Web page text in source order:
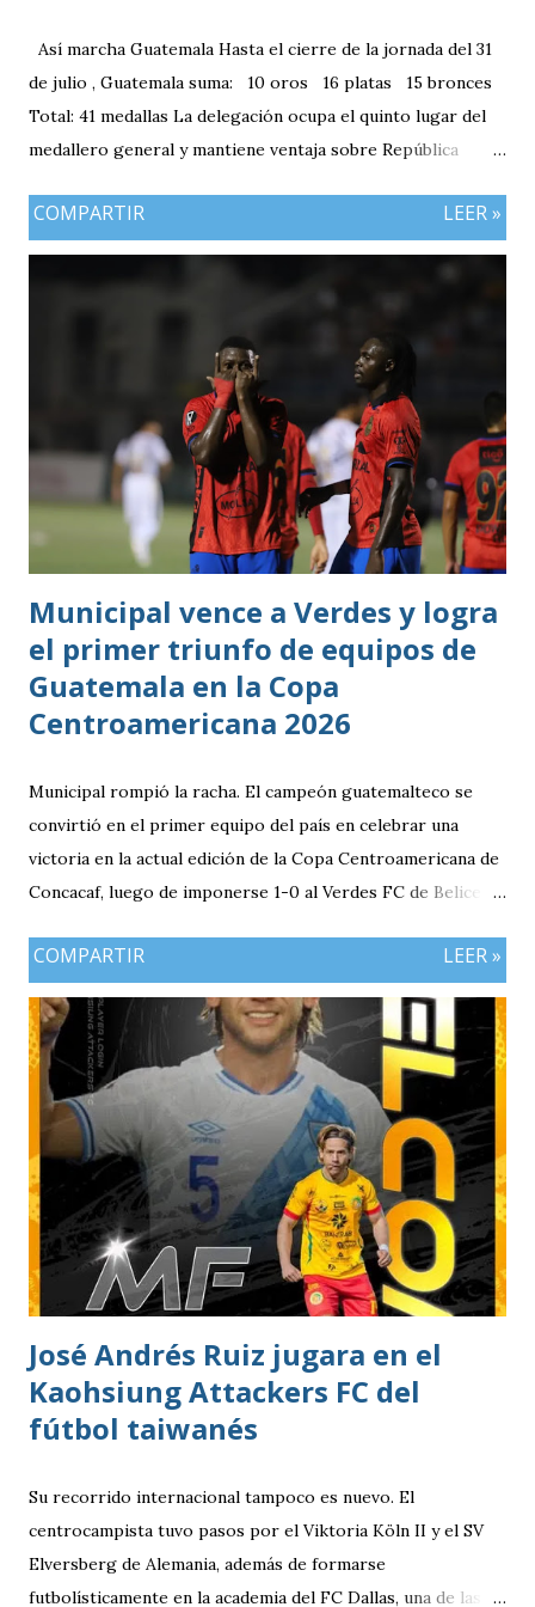
Así marcha Guatemala Hasta el cierre de la jornada del 31
de julio , Guatemala suma: 10 oros 16 platas 15 bronces
Total: 41 medallas La delegación ocupa el quinto lugar del
medallero general y mantiene ventaja sobre República
plata, aunque ambos países registran el mismo número de
oros (10).
COMPARTIR LEER »
Municipal vence a Verdes y logra
el primer triunfo de equipos de
Guatemala en la Copa
Centroamericana 2026
Municipal rompió la racha. El campeón guatemalteco se
convirtió en el primer equipo del país en celebrar una
victoria en la actual edición de la Copa Centroamericana de
Concacaf, luego de imponerse 1-0 al Verdes FC de Belice en
con la obligación de sumar luego del empate (1-1) en casa
frente al Cartaginés de Costa Rica. Además, el resultado
adquiría mayor relevancia después de un complicado
arranque para los clubes guatemaltecos en el torneo,
marcado por las derrotas de Deportivo Mixco y Xelajú MC,
así como la caída de Antigua GFC por 2-0 ante Real Estelí.
Desde el inicio, los dirigidos por Mario Acevedo asumieron
el protagonismo del encuentro. Municipal controló la
posesión del balón y encontró espacios para generar
peligro hasta que, al minuto 18, el ecuatoriano Alejandro
Cabeza definió con precisión para marcar el único gol del
Cristian Checa Hernández.
COMPARTIR LEER »
José Andrés Ruiz jugara en el
Kaohsiung Attackers FC del
fútbol taiwanés
Su recorrido internacional tampoco es nuevo. El
centrocampista tuvo pasos por el Viktoria Köln II y el SV
Elversberg de Alemania, además de formarse
futbolísticamente en la academia del FC Dallas, una de las